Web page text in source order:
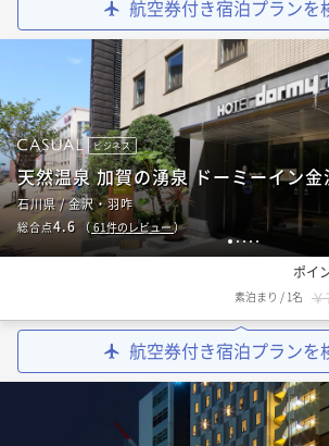
航空券付き宿泊プランを
12345
ビジネス
天然温泉 加賀の湧泉 ドーミーイン金
石川県 / 金沢・羽咋
総合点4.6 （ 61件のレビュー）
ポイ
素泊まり / 1名
航空券付き宿泊プランを